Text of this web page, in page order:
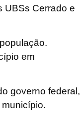
UBSs Cerrado e
em
governo federal,